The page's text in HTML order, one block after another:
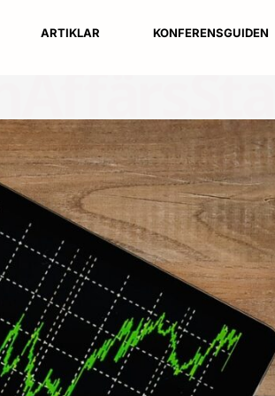
ARTIKLAR KONFERENSGUIDEN